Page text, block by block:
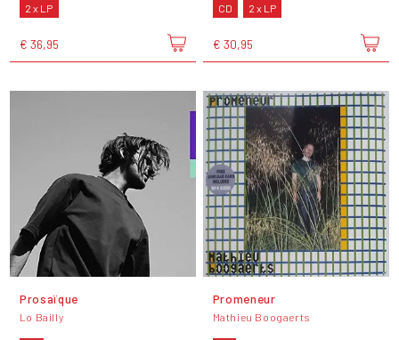
2 x LP
€ 36,95
CD 2 x LP
€ 30,95
Prosaïque
Lo Bailly
Promeneur
Mathieu Boogaerts